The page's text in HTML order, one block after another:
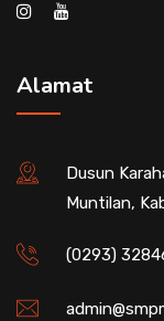
Alamat
Dusun
Muntilan,
(0293)